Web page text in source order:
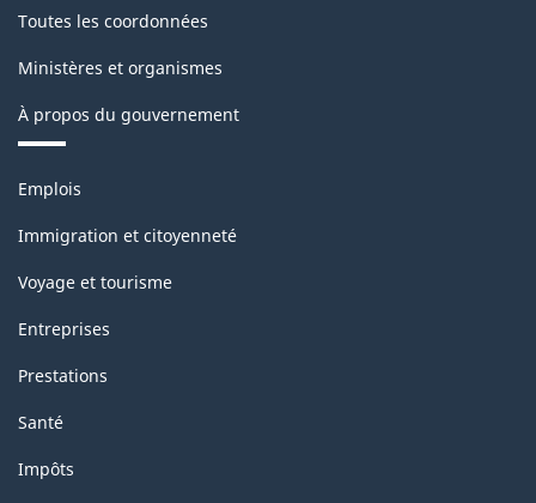
Toutes les coordonnées
Ministères et organismes
À propos du gouvernement
Thèmes
sujets
Emplois
Immigration et citoyenneté
Voyage et tourisme
Entreprises
Prestations
Santé
Impôts